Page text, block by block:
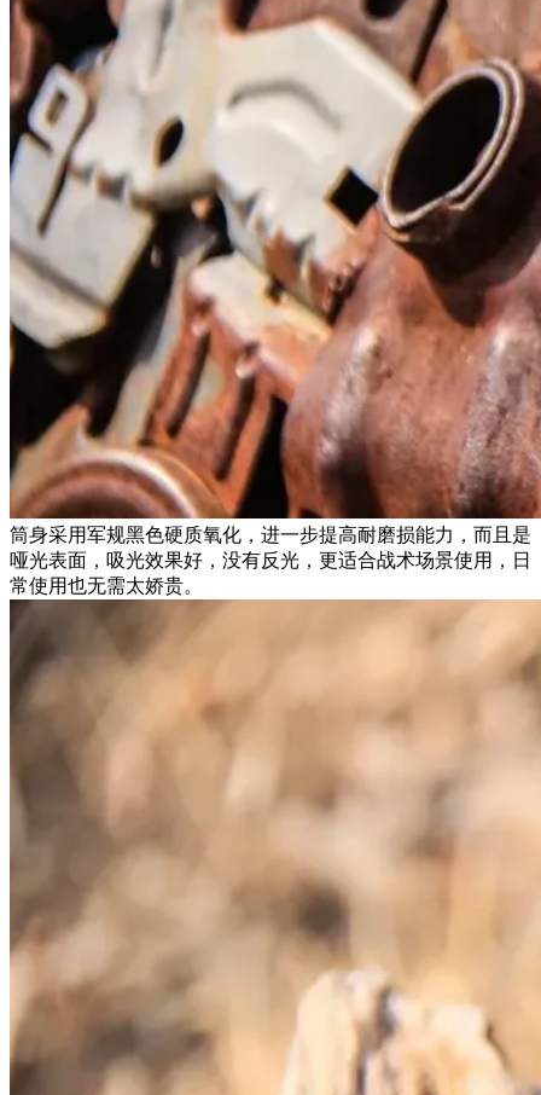
筒身采用军规黑色硬质氧化，进一步提高耐磨损能力，而且是
哑光表面，吸光效果好，没有反光，更适合战术场景使用，日
常使用也无需太娇贵。